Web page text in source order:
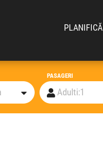
PLANIFICĂ
PASAGERI